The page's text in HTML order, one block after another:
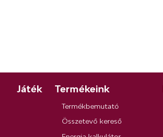
Játék Termékeink
Termékbemutató
Összetevő kereső